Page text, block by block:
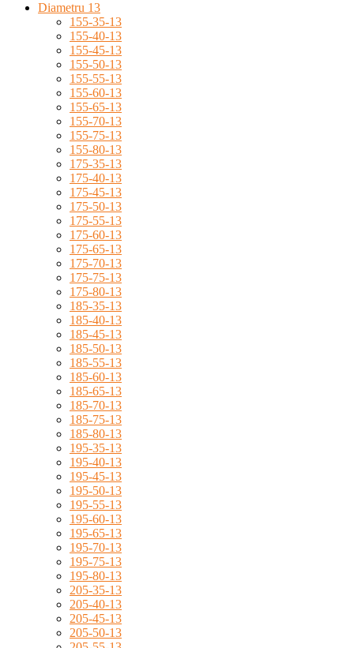
Diametru 13
155-35-13
155-40-13
155-45-13
155-50-13
155-55-13
155-60-13
155-65-13
155-70-13
155-75-13
155-80-13
175-35-13
175-40-13
175-45-13
175-50-13
175-55-13
175-60-13
175-65-13
175-70-13
175-75-13
175-80-13
185-35-13
185-40-13
185-45-13
185-50-13
185-55-13
185-60-13
185-65-13
185-70-13
185-75-13
185-80-13
195-35-13
195-40-13
195-45-13
195-50-13
195-55-13
195-60-13
195-65-13
195-70-13
195-75-13
195-80-13
205-35-13
205-40-13
205-45-13
205-50-13